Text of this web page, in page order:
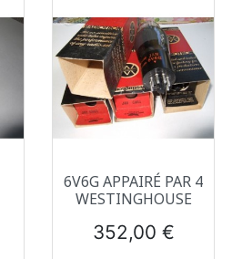
6V6G APPAIRÉ PAR 4
WESTINGHOUSE
Prix
352,00 €